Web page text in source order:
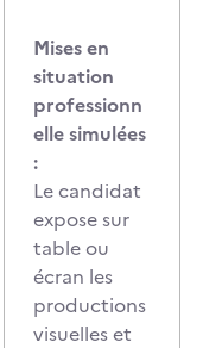
Mises en
situation
professionn
elle simulées
:
Le candidat
expose sur
table ou
écran les
productions
visuelles et